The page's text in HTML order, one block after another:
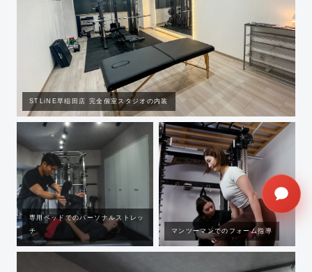
STLiNE早稲田店 完全個室スタジオの内装
専用ベッドでのパーソナルストレッ
チ
マンツーマンでのフォーム指導